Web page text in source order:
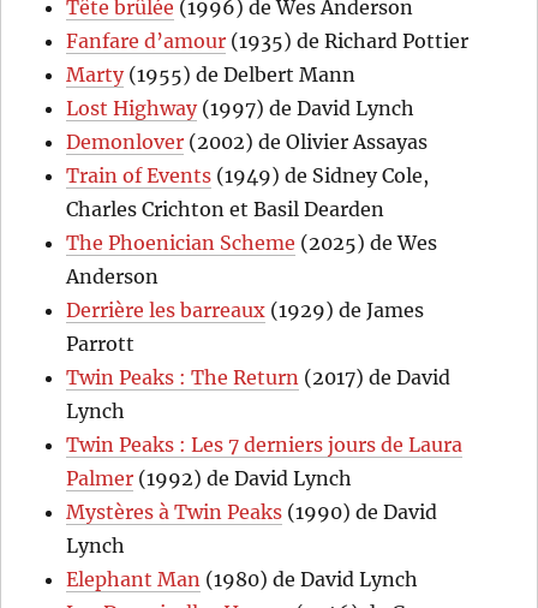
Tête brûlée (1996) de Wes Anderson
Fanfare d’amour (1935) de Richard Pottier
Marty(1955) de Delbert Mann
Lost Highway(1997) de David Lynch
Demonlover (2002) de Olivier Assayas
Train of Events (1949) de Sidney Cole,
Charles Crichton et Basil Dearden
The Phoenician Scheme (2025) de Wes
Anderson
Derrière les barreaux (1929) de James
Parrott
Twin Peaks : The Return (2017) de David
Lynch
Twin Peaks : Les 7 derniers jours de Laura
Palmer (1992) de David Lynch
Mystères à Twin Peaks (1990) de David
Lynch
Elephant Man (1980) de David Lynch